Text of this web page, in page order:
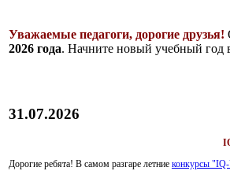
Уважаемые педагоги, дорогие друзья!
2026 года. Начните новый учебный год
31.07.2026
Дорогие ребята! В самом разгаре летние конкурсы